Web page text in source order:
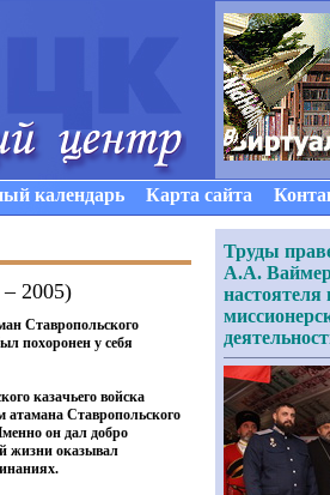
календарь Карта сайта
2005)
Ставропольского
похоронен у себя
казачьего войска
атамана Ставропольского
он дал добро
жизни оказывал
Труды
А.А.
настоятеля